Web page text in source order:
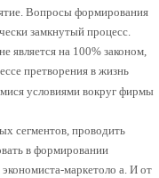
Вопросы формирования
замкнутый процесс.
является на 100% законом,
претворения в жизнь
условиями вокруг фирмы
сегментов, проводить
в формировании
экономиста-маркетоло а. И от